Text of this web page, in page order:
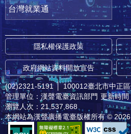
台灣就業通
隱私權保護政策
政府網站資料開放宣告
(02)2321-5191 │ 100012臺北市中正
管理單位：漢聲電臺資訊部門 更新時
瀏覽人次：21,537,868
本網站為漢聲廣播電臺版權所有 © 2026